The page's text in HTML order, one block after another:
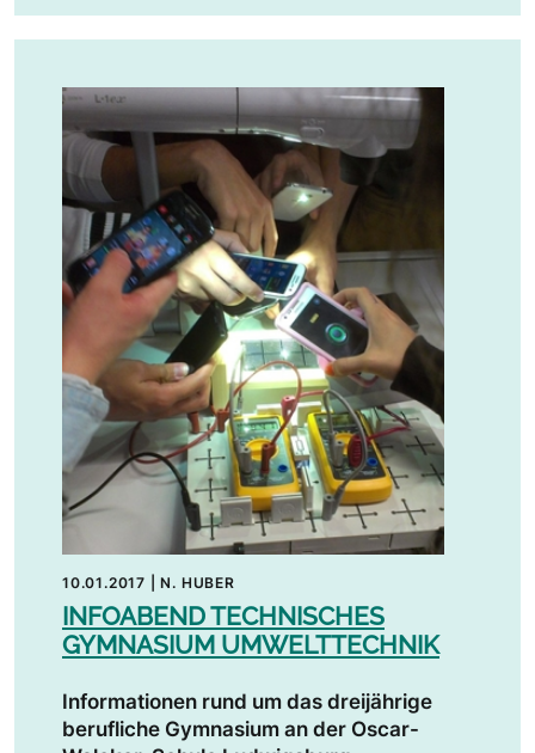
10.01.2017 |N. HUBER
INFOABEND TECHNISCHES
GYMNASIUM UMWELTTECHNIK
Informationen rund um das dreijährige
berufliche Gymnasium an der Oscar-